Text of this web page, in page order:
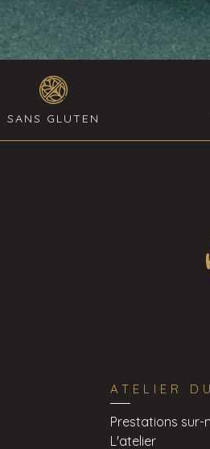
SANS GLUTEN
ATELIER
Prestations sur-
L'atelier